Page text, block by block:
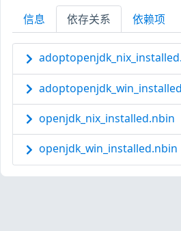
信息 依存关系 依赖项
openjdk_nix_installed.nbin
openjdk_win_installed.nbin